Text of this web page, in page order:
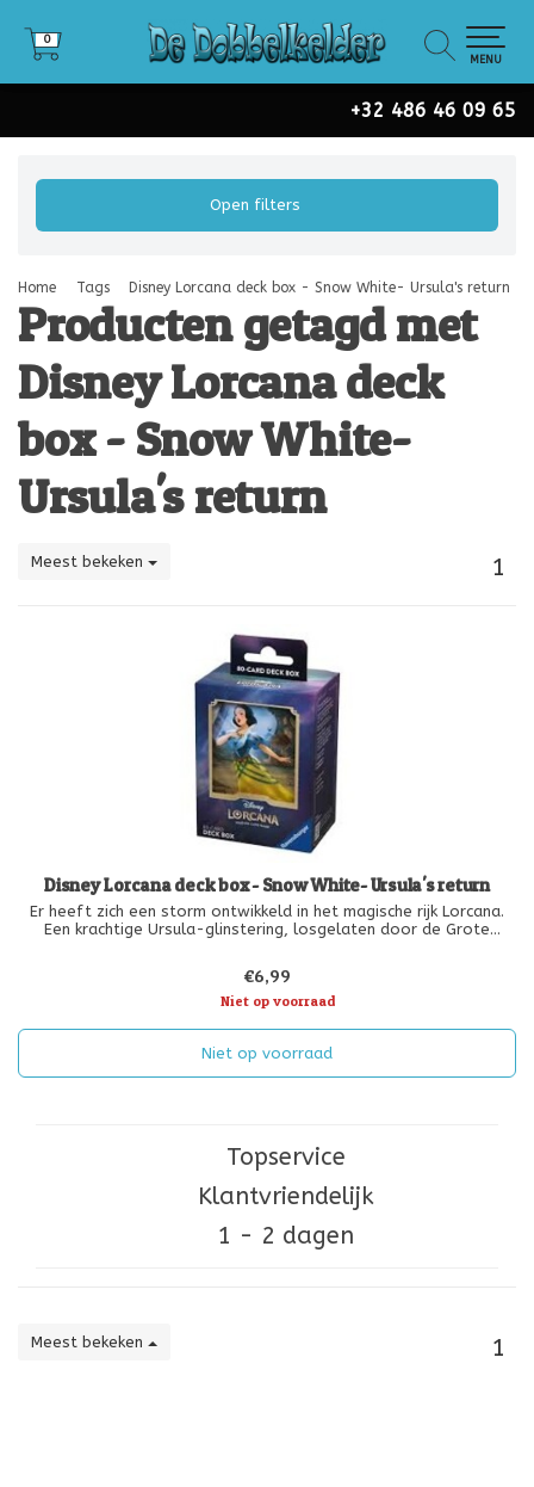
+32 486 46 09 65
0
0
MENU
Open filters
Home Tags Disney Lorcana deck box - Snow White- Ursula's return
Producten getagd met
Disney Lorcana deck
box - Snow White-
Ursula's return
Meest bekeken 1
Disney Lorcana deck box - Snow White- Ursula's return
Er heeft zich een storm ontwikkeld in het magische rijk Lorcana.
Een krachtige Ursula-glinstering, losgelaten door de Grote
€6,99
Niet op voorraad
Niet op voorraad
Topservice
Klantvriendelijk
1 - 2 dagen
Meest bekeken 1